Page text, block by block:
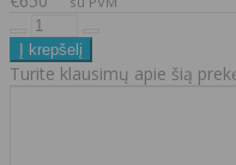
Turite klausimų apie šią